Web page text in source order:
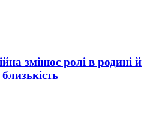
змінює ролі в родині й